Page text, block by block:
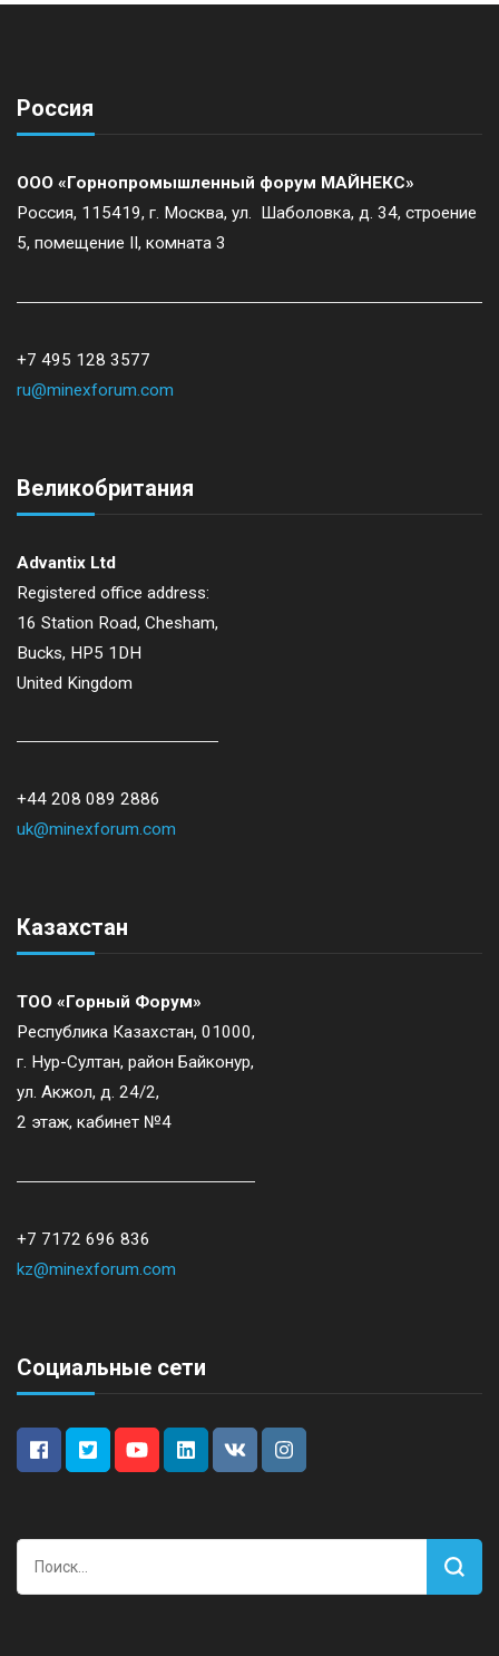
Россия
ООО «Горнопромышленный форум МАЙНЕКС»
Россия, 115419, г. Москва, ул. Шаболовка, д. 34, строение
5, помещение II, комната 3
+7 495 128 3577
ru@minexforum.com
Великобритания
Advantix Ltd
Registered office address:
16 Station Road, Chesham,
Bucks, HP5 1DH
United Kingdom
+44 208 089 2886
uk@minexforum.com
Казахстан
ТОО «Горный Форум»
Республика Казахстан, 01000,
г. Нур-Султан, район Байконур,
ул. Акжол, д. 24/2,
2 этаж, кабинет №4
+7 7172 696 836
kz@minexforum.com
Социальные сети
Найти: